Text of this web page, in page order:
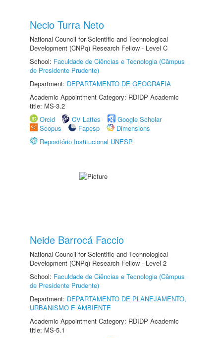
Necio Turra Neto
National Council for Scientific and Technological
Development (CNPq) Research Fellow - Level C
School: Faculdade de Ciências e Tecnologia (Câmpus
de Presidente Prudente)
Department: DEPARTAMENTO DE GEOGRAFIA
Academic Appointment Category: RDIDP Academic
title: MS-3.2
Orcid
CV Lattes
Google Scholar
Scopus
Fapesp
Dimensions
Repositório Institucional UNESP
Neide Barrocá Faccio
National Council for Scientific and Technological
Development (CNPq) Research Fellow - Level 2
School: Faculdade de Ciências e Tecnologia (Câmpus
de Presidente Prudente)
Department: DEPARTAMENTO DE PLANEJAMENTO,
URBANISMO E AMBIENTE
Academic Appointment Category: RDIDP Academic
title: MS-5.1